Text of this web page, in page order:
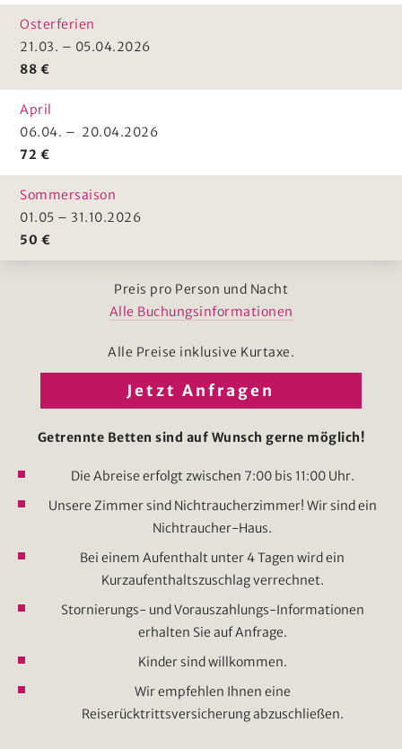
Osterferien
21.03. – 05.04.2026
88 €
April
06.04. – 20.04.2026
72 €
Sommersaison
01.05 – 31.10.2026
50 €
Preis pro Person und Nacht
Alle Buchungsinformationen
Alle Preise inklusive Kurtaxe.
Jetzt Anfragen
Getrennte Betten sind auf Wunsch gerne möglich!
Die Abreise erfolgt zwischen 7:00 bis 11:00 Uhr.
Unsere Zimmer sind Nichtraucherzimmer! Wir sind ein
Nichtraucher-Haus.
Bei einem Aufenthalt unter 4 Tagen wird ein
Kurzaufenthaltszuschlag verrechnet.
Stornierungs- und Vorauszahlungs-Informationen
erhalten Sie auf Anfrage.
Kinder sind willkommen.
Wir empfehlen Ihnen eine
Reiserücktrittsversicherung abzuschließen.